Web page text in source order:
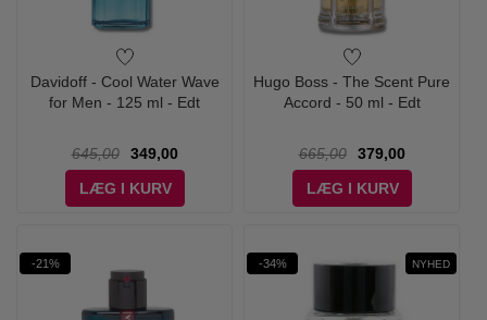
Davidoff - Cool Water Wave
for Men - 125 ml - Edt
645,00
349,00
LÆG I KURV
Hugo Boss - The Scent Pure
Accord - 50 ml - Edt
665,00
379,00
LÆG I KURV
-21% -34% NYHED